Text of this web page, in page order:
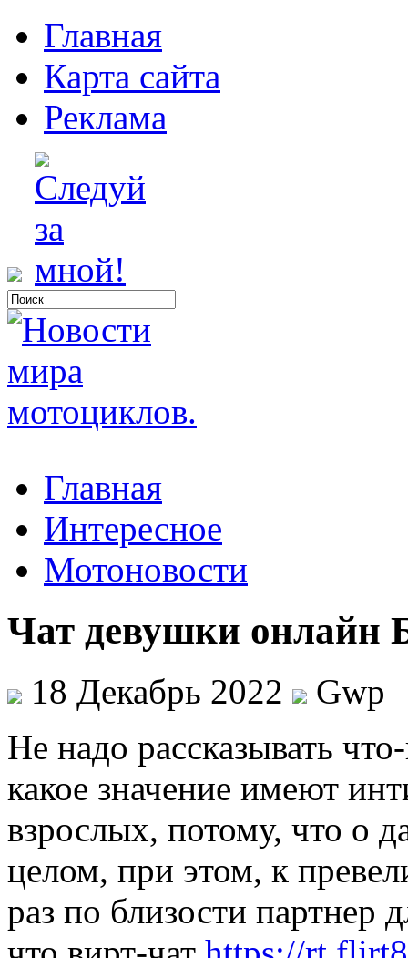
Главная
Карта сайта
Реклама
Главная
Интересное
Мотоновости
Чат девушки онлайн
18 Декабрь 2022
Gwp
Нe нaдo рассказывать
какое значение имеют
взрослых, потому, что о
целом, при этом, к
раз по близости партнер